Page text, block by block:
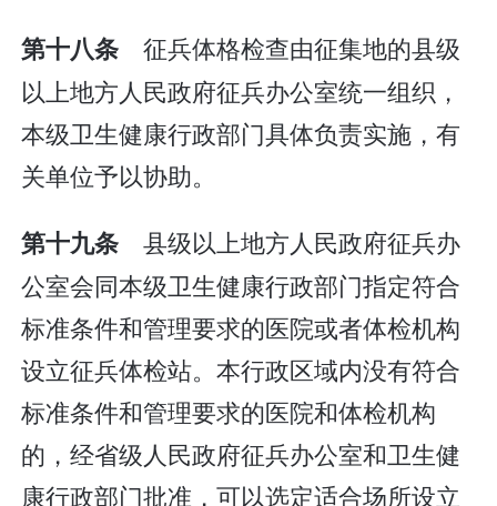
第十八条 征兵体格检查由征集地的县级
以上地方人民政府征兵办公室统一组织，
本级卫生健康行政部门具体负责实施，有
关单位予以协助。
第十九条 县级以上地方人民政府征兵办
公室会同本级卫生健康行政部门指定符合
标准条件和管理要求的医院或者体检机构
设立征兵体检站。本行政区域内没有符合
标准条件和管理要求的医院和体检机构
的，经省级人民政府征兵办公室和卫生健
康行政部门批准，可以选定适合场所设立